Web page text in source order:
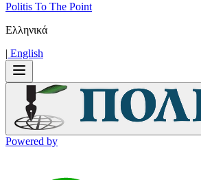
Politis To The Point
Ελληνικά
| Εnglish
Powered by